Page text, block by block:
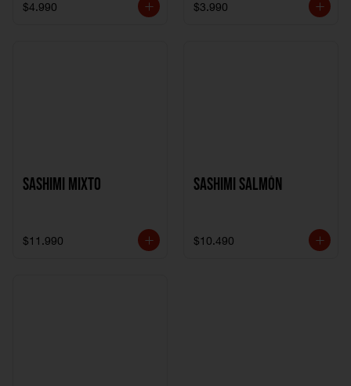
$4.990 $3.990
Sashimi Mixto
$11.990
Sashimi Salmón
$10.490